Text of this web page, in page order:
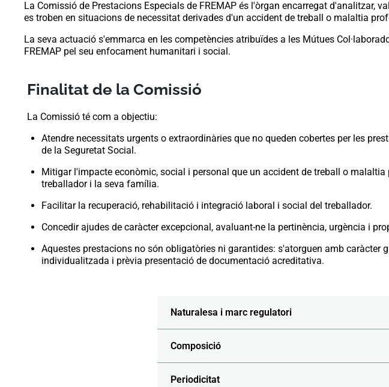
La Comissió de Prestacions Especials de FREMAP és l'òrgan encarregat
es troben en situacions de necessitat derivades d'un accident de treball o malaltia
La seva actuació s'emmarca en les competències atribuïdes a les Mútues
FREMAP pel seu enfocament humanitari i social.
Finalitat de la Comissió
La Comissió té com a objectiu:
Atendre necessitats urgents o extraordinàries que no queden cobertes per les
de la Seguretat Social.
Mitigar l'impacte econòmic, social i personal que un accident de treball o malaltia
treballador i la seva família.
Facilitar la recuperació, rehabilitació i integració laboral i social del treballador.
Concedir ajudes de caràcter excepcional, avaluant-ne la pertinència, urgència i
Aquestes prestacions no són obligatòries ni garantides: s'atorguen amb caràcter
individualitzada i prèvia presentació de documentació acreditativa.
Naturalesa i marc regulatori
Composició
Periodicitat